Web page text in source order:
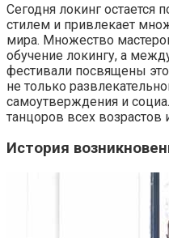
Сегодня локинг
стилем и привлекает
мира. Множество
обучение локингу, а
фестивали посвящены
не только
самоутверждения и
танцоров всех возрастов
История